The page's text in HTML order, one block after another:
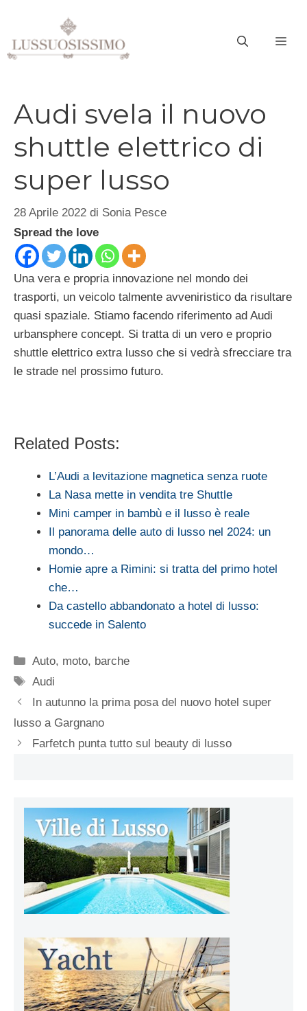
contenuto
Audi svela il nuovo
shuttle elettrico di
super lusso
28 Aprile 2022 di Sonia Pesce
Spread the love
Una vera e propria innovazione nel mondo dei
trasporti, un veicolo talmente avveniristico da risultare
quasi spaziale. Stiamo facendo riferimento ad Audi
urbansphere concept. Si tratta di un vero e proprio
shuttle elettrico extra lusso che si vedrà sfrecciare tra
le strade nel prossimo futuro.
Related Posts:
L’Audi a levitazione magnetica senza ruote
La Nasa mette in vendita tre Shuttle
Mini camper in bambù e il lusso è reale
Il panorama delle auto di lusso nel 2024: un
mondo…
Homie apre a Rimini: si tratta del primo hotel
che…
Da castello abbandonato a hotel di lusso:
succede in Salento
Categorie
Auto, moto, barche
Tag
Audi
In autunno la prima posa del nuovo hotel super
lusso a Gargnano
Farfetch punta tutto sul beauty di lusso